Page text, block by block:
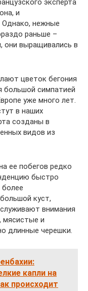
эксперта
и
Однако, нежные
раньше –
они выращивались в
цветок бегония
большой симпатией
уже много лет.
в наших
созданы в
видов из
ее побегов редко
быстро
куст,
внимания
мясистые и
длинные черешки.
капли на
происходит